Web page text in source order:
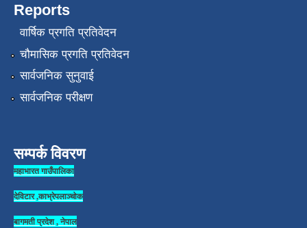
Reports
वार्षिक प्रगति प्रतिवेदन
चौमासिक प्रगति प्रतिवेदन
सार्वजनिक सुनुवाई
सार्वजनिक परीक्षण
सम्पर्क विवरण
महाभारत गाउँपालिका
देविटार ,काभ्रेपलाञ्चोक
बागमती प्रदेश , नेपाल